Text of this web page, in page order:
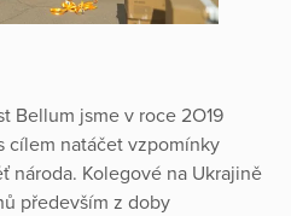
Bellum jsme v roce 2O19
cílem natáčet vzpomínky
národa. Kolegové na Ukrajině
především z doby